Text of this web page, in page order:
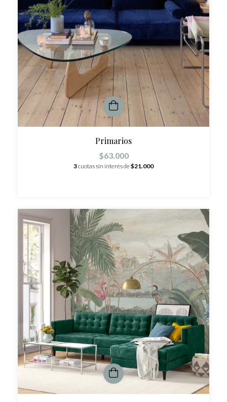
Primarios
$63.000
3cuotas sin interés de$21.000